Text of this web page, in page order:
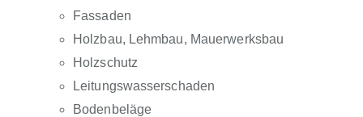
Fassaden
Holzbau, Lehmbau, Mauerwerksbau
Holzschutz
Leitungswasserschaden
Bodenbeläge